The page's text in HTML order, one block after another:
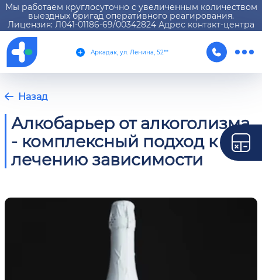
Мы работаем круглосуточно с увеличенным количеством
выездных бригад оперативного реагирования.
Лицензия: Л041-01186-69/00342824 Адрес контакт-центра
Аркадак, ул. Ленина, 52**
Назад
Алкобарьер от алкоголизма
- комплексный подход к
лечению зависимости